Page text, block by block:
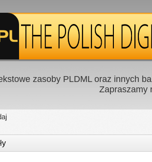
zasoby PLDML oraz innych
Zapraszamy